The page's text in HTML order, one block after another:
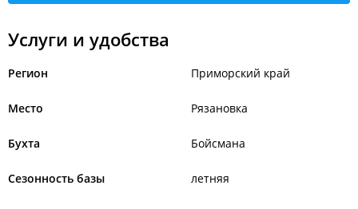
Услуги и удобства
Регион Приморский край
Место Рязановка
Бухта Бойсмана
Сезонность базы летняя